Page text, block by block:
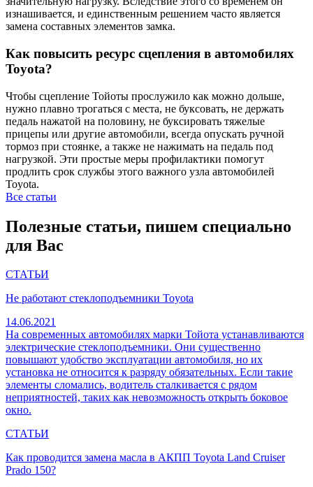
изнашивается, и единственным решением часто является
замена составных элементов замка.
Как повысить ресурс сцепления в автомобилях
Toyota?
Чтобы сцепление Тойоты прослужило как можно дольше,
нужно плавно трогаться с места, не буксовать, не держать
педаль нажатой на половину, не буксировать тяжелые
прицепы или другие автомобили, всегда опускать ручной
тормоз при стоянке, а также не нажимать на педаль под
нагрузкой. Эти простые меры профилактики помогут
продлить срок службы этого важного узла автомобилей
Toyota.
Все статьи
Полезные статьи, пишем специально
для Вас
СТАТЬИ
Не работают стеклоподъемники Toyota
14.06.2021
На современных автомобилях марки Тойота устанавливаются
электрические стеклоподъемники. Они существенно
повышают удобство эксплуатации автомобиля, но их
установка не относится к разряду обязательных. Если такие
элементы сломались, водитель сталкивается с рядом
неприятностей, таких как невозможность открыть боковое
окно.
СТАТЬИ
Как проводится замена масла в АКПП Toyota Land Cruiser
Prado 150?